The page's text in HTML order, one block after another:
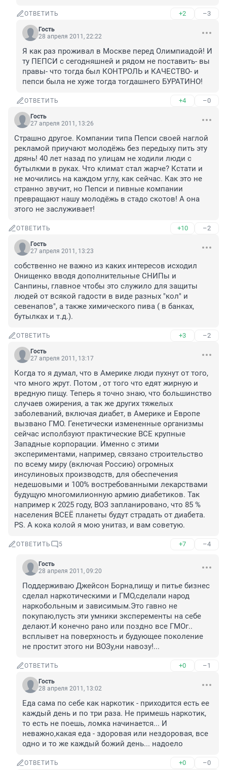
ОТВЕТИТЬ +2 –3
Гость
28 апреля 2011, 22:22
Я как раз проживал в Москве перед Олимпиадой! И
ту ПЕПСИ с сегодняшней и рядом не поставить- вы
правы- что тогда был КОНТРОЛЬ и КАЧЕСТВО- и
пепси была не хуже тогда тогдашнего БУРАТИНО!
ОТВЕТИТЬ +4 –0
Гость
27 апреля 2011, 13:26
Страшно другое. Компании типа Пепси своей наглой
рекламой приучают молодёжь без передыху пить эту
дрянь! 40 лет назад по улицам не ходили люди с
бутылкми в руках. Что климат стал жарче? Кстати и
не мочились на каждом углу, как сейчас. Как это не
странно звучит, но Пепси и пивные компании
превращают нашу молодёжь в стадо скотов! А она
этого не заслуживает!
ОТВЕТИТЬ +10 –2
Гость
27 апреля 2011, 13:23
собственно не важно из каких интересов исходил
Онищенко вводя дополнительные СНИПы и
Санпины, главное чтобы это служило для защиты
людей от всякой гадости в виде разных "кол" и
севенапов", а также химического пива ( в банках,
бутылках и т.д.).
ОТВЕТИТЬ +3 –2
Гость
27 апреля 2011, 13:17
Когда то я думал, что в Америке люди пухнут от того,
что много жрут. Потом , от того что едят жирную и
вредную пищу. Теперь я точно знаю, что большинство
случаев ожирения, а так же других тяжелых
заболеваний, включая диабет, в Америке и Европе
вызвано ГМО. Генетически измененные организмы
сейчас исполбзуют практические ВСЕ крупные
Западные корпорации. Именно с этими
экспериментами, например, связано строительство
по всему миру (включая Россию) огромных
инсулиновых производств, для обеспечения
недешовыми и 100% востребованными лекарствами
будущую многомилионную армию диабетиков. Так
например к 2025 году, ВОЗ запланировано, что 85 %
населения ВСЕЁ планеты будут страдать от диабета.
PS. А кока колой я мою унитаз, и вам советую.
ОТВЕТИТЬ 5 +7 –4
Гость
28 апреля 2011, 09:20
Поддерживаю Джейсон Борна,пищу и питье бизнес
сделал наркотическими и ГМО,сделали народ
наркобольным и зависимым.Это гавно не
покупаю,пусть эти умники эксперементы на себе
делают.И конечно рано или поздно все ГМОг..
всплывет на поверхность и будующее поколение
не простит этого ни ВОЗу,ни навозу!...
ОТВЕТИТЬ +0 –1
Гость
28 апреля 2011, 13:02
Еда сама по себе как наркотик - приходится есть ее
каждый день и по три раза. Не примешь наркотик,
то есть не поешь, ломка начинается... И
неважно,какая еда - здоровая или нездоровая, все
одно и то же каждый божий день... надоело
ОТВЕТИТЬ +0 –0